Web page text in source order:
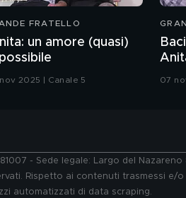
FRATELLO
un amore (quasi)
2025 | Canale 5 07
- Sede legale: Largo del
Rispetto ai contenuti trasmessi
automatizzati di data scraping.